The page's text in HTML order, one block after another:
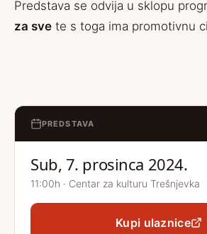
Predstava se odvija u sklopu
za sve te s toga ima promotivnu
PREDSTAVA
Sub, 7. prosinca 2024.
11:00h · Centar za kulturu Trešnjevka
Kupi ulaznice